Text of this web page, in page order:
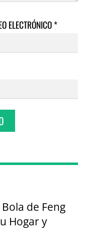
ELECTRÓNICO*
de Feng
Hogar y